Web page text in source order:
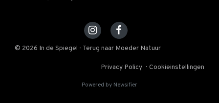
© 2026 In de Spiegel - Terug naar Moeder Natuur
Privacy Policy Cookieinstellingen
Powered by Newsifier